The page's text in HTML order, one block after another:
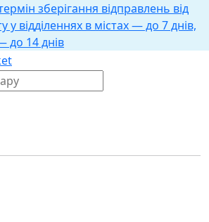
зберігання відправлень від
відділеннях в містах — до 7 днів,
до 14 днів